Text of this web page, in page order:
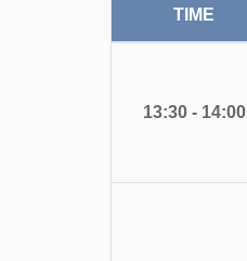
TIME
13:30 - 14:00